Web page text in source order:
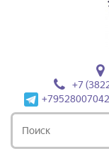
+7
+79528007042